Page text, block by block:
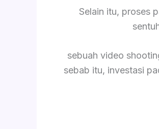
Selain itu, proses
sebuah video
sebab itu, investasi